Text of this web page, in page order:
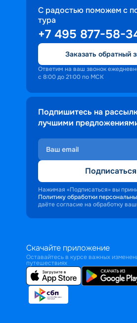
С радостью поможем с
тура
+7 495 877-58-
Заказать обратный
Ответим на ваш звонок
с 8:00 до 21:00 по МСК
Подпишитесь на
лучшими
Подписаться
Нажимая «Подписаться» вы
Политику обработки
даёте согласие на обработку
Скачайте приложение
Оставайтесь в курсе важных
путешествиях